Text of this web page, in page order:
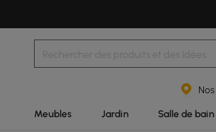
Meubles Jardin Salle de